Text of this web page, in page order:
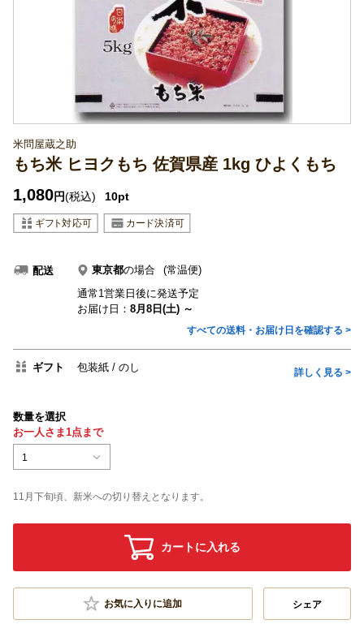
米問屋蔵之助
もち米 ヒヨクもち 佐賀県産 1kg ひよくもち
1,080円(税込) 10pt
配送 東京都の場合
(常温便)
通常1営業日後に発送予定
お届け日： 8月8日(土) ～
すべての送料・お届け日を確認する >
ギフト 包装紙 のし 詳しく見る >
数量を選択
お一人さま1点まで
1
11月下旬頃、新米への切り替えとなります。
カートに入れる
お気に入りに追加 シェア